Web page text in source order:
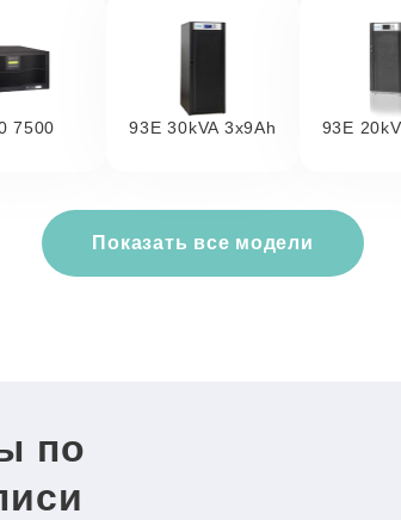
7500 93E 30kVA 3x9Ah 93E
Показать все модели
по